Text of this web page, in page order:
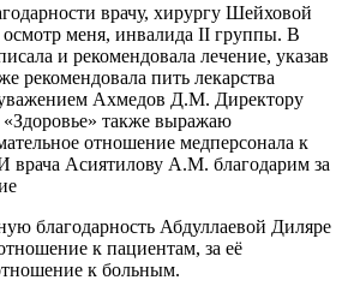
врачу, хирургу Шейховой
меня, инвалида II группы. В
и рекомендовала лечение, указав
рекомендовала пить лекарства
Ахмедов Д.М. Директору
также выражаю
отношение медперсонала к
врача Асиятилову А.М. благодарим за
благодарность Абдуллаевой Диляре
к пациентам, за её
к больным.